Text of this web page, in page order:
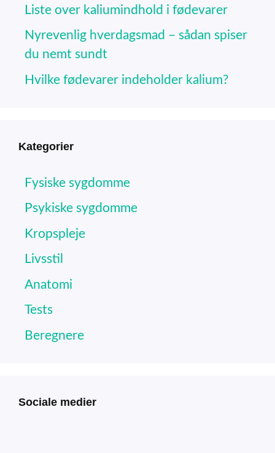
Liste over kaliumindhold i fødevarer
Nyrevenlig hverdagsmad – sådan spiser
du nemt sundt
Hvilke fødevarer indeholder kalium?
Kategorier
Fysiske sygdomme
Psykiske sygdomme
Kropspleje
Livsstil
Anatomi
Tests
Beregnere
Sociale medier